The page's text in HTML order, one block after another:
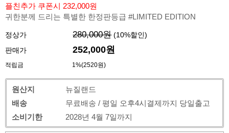
플친추가 쿠폰시 232,000원
귀한분께 드리는 특별한 한정판등급 #LIMITED EDITION
정상가 280,000원 (10%할인)
판매가
252,000원
적립금 1%(2520원)
원산지
뉴질랜드
배송
무료배송 / 평일 오후4시결제까지 당일출고
소비기한
2028년 4월 7일까지